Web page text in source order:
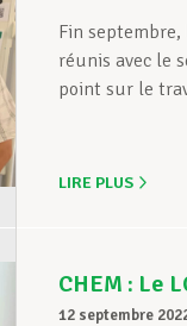
Fin septembre,
réunis avec le
point sur le
LIRE PLUS
CHEM : Le
12 septembre